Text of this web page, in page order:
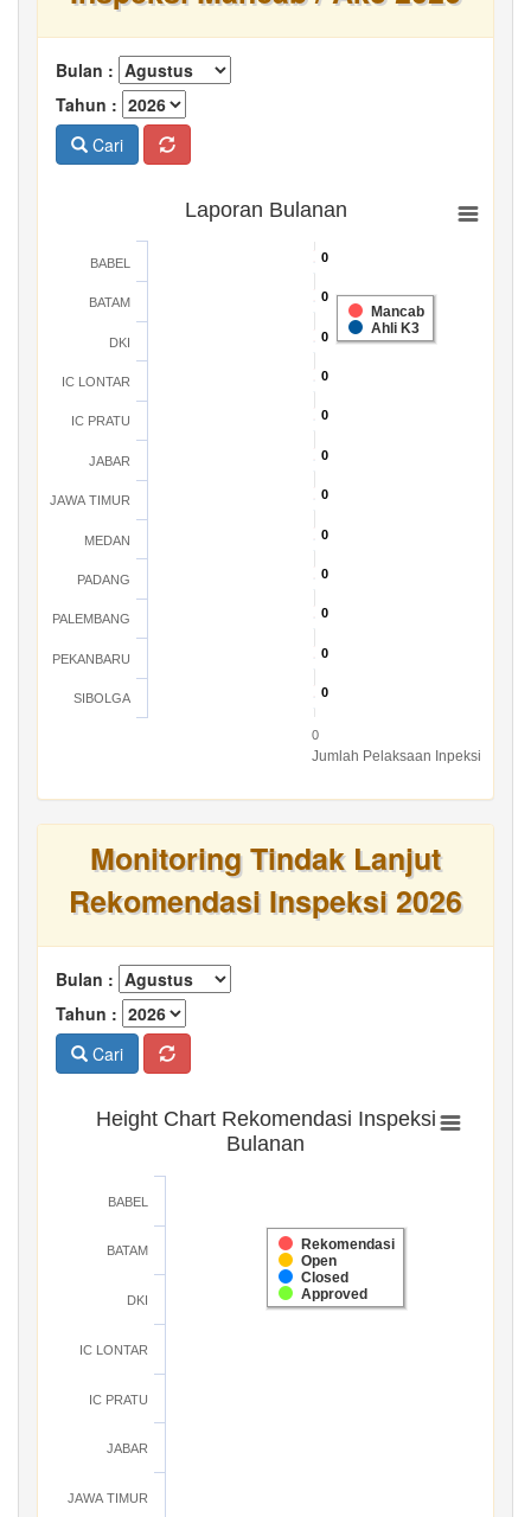
Bulan :
Tahun :
Cari
Jumlah Pelaksaan Inpeksi
Laporan Bulanan
0
0
0
0
0
0
0
0
0
0
0
0
0
0
0
0
0
0
0
0
0
0
0
0
Mancab
Ahli K3
BABEL
BATAM
DKI
IC LONTAR
IC PRATU
JABAR
JAWA TIMUR
MEDAN
PADANG
PALEMBANG
PEKANBARU
SIBOLGA
0
Monitoring Tindak Lanjut
Rekomendasi Inspeksi 2026
Bulan :
Tahun :
Cari
Height Chart Rekomendasi Inspeksi
Bulanan
Rekomendasi
Open
Closed
Approved
BABEL
BATAM
DKI
IC LONTAR
IC PRATU
JABAR
JAWA TIMUR